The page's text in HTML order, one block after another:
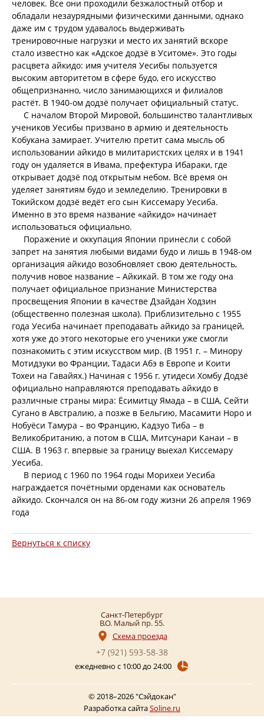
человек. Все они проходили безжалостный отбор и
обладали незаурядными физическими данными, однако
даже им с трудом удавалось выдерживать
тренировочные нагрузки и место их занятий вскоре
стало известно как «Адское додзё в Уситоме». Это годы
расцвета айкидо: имя учителя Уесибы пользуется
высоким авторитетом в сфере будо, его искусство
общепризнанно, число занимающихся и филиалов
растёт. В 1940-ом додзё получает официальный статус.
С началом Второй Мировой, большинство талантливых
учеников Уесибы призвано в армию и деятельность
Кобукана замирает. Учителю претит сама мысль об
использовании айкидо в милитаристских целях и в 1941
году он удаляется в Ивама, префектура Ибараки, где
открывает додзё под открытым небом. Всё время он
уделяет занятиям будо и земледелию. Тренировки в
Токийском додзё ведёт его сын Киссемару Уесиба.
Именно в это время название «айкидо» начинает
использоваться официально.
Поражение и оккупация Японии принесли с собой
запрет на занятия любыми видами будо и лишь в 1948-ом
организация айкидо возобновляет свою деятельность,
получив новое название – Айкикай. В том же году она
получает официальное признание Министерства
просвещения Японии в качестве Дзайдан Ходзин
(общественно полезная школа). Приблизительно с 1955
года Уесиба начинает преподавать айкидо за границей,
хотя уже до этого некоторые его ученики уже смогли
познакомить с этим искусством мир. (В 1951 г. – Минору
Мотидзуки во Франции, Тадаси Абэ в Европе и Коити
Тохеи на Гавайях.) Начиная с 1956 г. утидеси Хомбу Додзё
официально направляются преподавать айкидо в
различные страны мира: Ёсимитцу Ямада – в США, Сейти
Сугано в Австралию, а позже в Бельгию, Масамити Норо и
Нобуёси Тамура – во Францию, Кадзуо Тиба – в
Великобританию, а потом в США, Митсунари Канаи – в
США. В 1963 г. впервые за границу выехал Киссемару
Уесиба.
В период с 1960 по 1964 годы Морихеи Уесиба
награждается почётными орденами как основатель
айкидо. Скончался он на 86-ом году жизни 26 апреля 1969
года
Вернуться к списку
Санкт-Петербург
В.О. Малый пр. 55
Схема проезда
+7 (921) 593-58-38
ежедневно с 10:00 до 24:00
© 2018–2026 "Сэйдокан"
Разработка сайтаSoline.ru